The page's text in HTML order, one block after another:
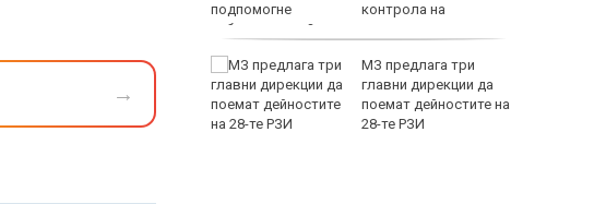
→
Муцунски: България ще
членството ни в ЕС
контрола на
заболяването?
МЗ предлага три
главни дирекции да
поемат дейностите на
28-те РЗИ